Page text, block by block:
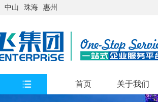
中山 珠海 惠州
首页 关于我们